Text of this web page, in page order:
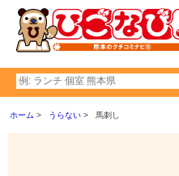
ホーム うらない 馬刺し